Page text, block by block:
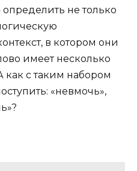
не только
в котором они
имеет несколько
как с таким набором
«невмочь»,